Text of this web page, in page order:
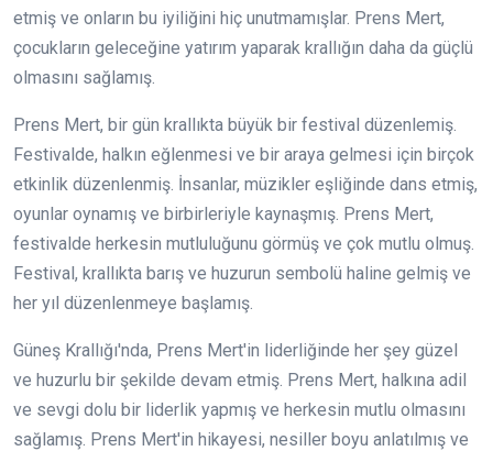
etmiş ve onların bu iyiliğini hiç unutmamışlar. Prens Mert,
çocukların geleceğine yatırım yaparak krallığın daha da güçlü
olmasını sağlamış.
Prens Mert, bir gün krallıkta büyük bir festival düzenlemiş.
Festivalde, halkın eğlenmesi ve bir araya gelmesi için birçok
etkinlik düzenlenmiş. İnsanlar, müzikler eşliğinde dans etmiş,
oyunlar oynamış ve birbirleriyle kaynaşmış. Prens Mert,
festivalde herkesin mutluluğunu görmüş ve çok mutlu olmuş.
Festival, krallıkta barış ve huzurun sembolü haline gelmiş ve
her yıl düzenlenmeye başlamış.
Güneş Krallığı'nda, Prens Mert'in liderliğinde her şey güzel
ve huzurlu bir şekilde devam etmiş. Prens Mert, halkına adil
ve sevgi dolu bir liderlik yapmış ve herkesin mutlu olmasını
sağlamış. Prens Mert'in hikayesi, nesiller boyu anlatılmış ve